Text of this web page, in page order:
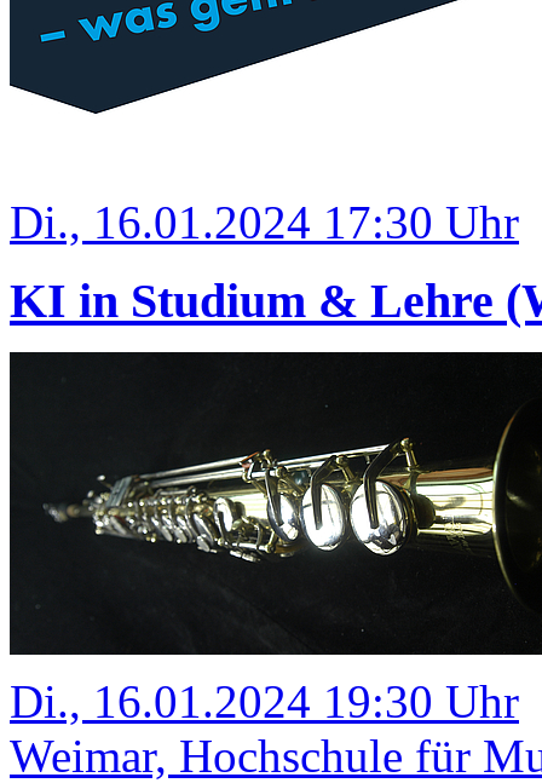
Di., 16.01.2024 17:30 Uhr
KI in Studium & Lehre
Di., 16.01.2024 19:30 Uhr
Weimar, Hochschule für